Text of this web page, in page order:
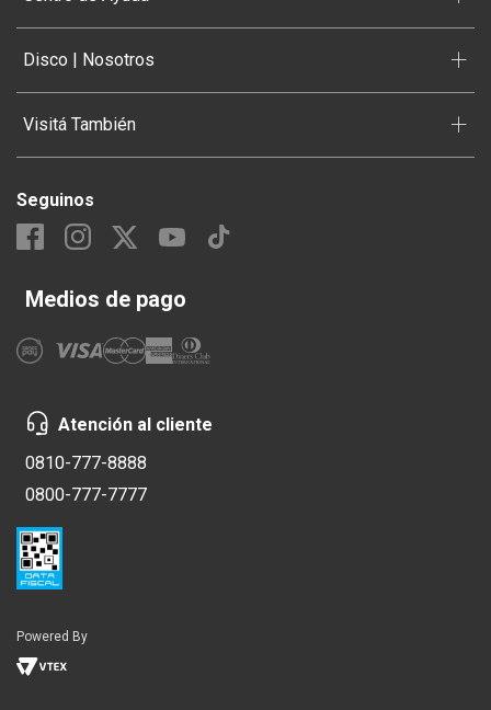
Disco | Nosotros +
Visitá También +
Seguinos
Medios de pago
Atención al cliente
0810-777-8888
0800-777-7777
Powered By